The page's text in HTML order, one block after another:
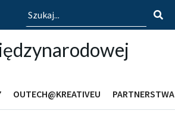
Szukaj
OUTECH@KREATIVEU PARTNERSTWA